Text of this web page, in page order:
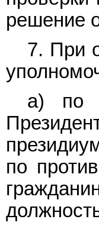
решение
7. При
а) по
по